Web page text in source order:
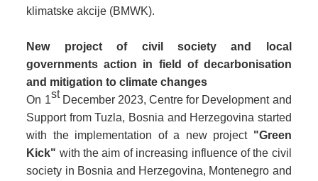
klimatske akcije (BMWK).
New project of civil society and local
governments action in field of decarbonisation
and mitigation to climate changes
On 1stDecember 2023, Centre for Development and
Support from Tuzla, Bosnia and Herzegovina started
with the implementation of a new project "Green
Kick" with the aim of increasing influence of the civil
society in Bosnia and Herzegovina, Montenegro and